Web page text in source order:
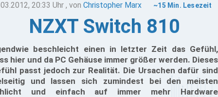
20:33 Uhr , vonChristopher Marx ~15 Min. Lesezeit
NZXT Switch 810
beschleicht einen in letzter Zeit das Gefühl,
hier und da PC Gehäuse immer größer werden. Dieses
passt jedoch zur Realität. Die Ursachen dafür sind
und lassen sich zumindest bei den meisten
und einfach auf immer mehr Hardware